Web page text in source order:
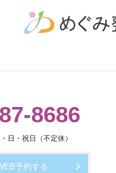
8686
日・祝日（不定休）
予約する